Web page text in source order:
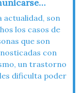
actualidad, son
los casos de
que son
con
un trastorno
dificulta poder